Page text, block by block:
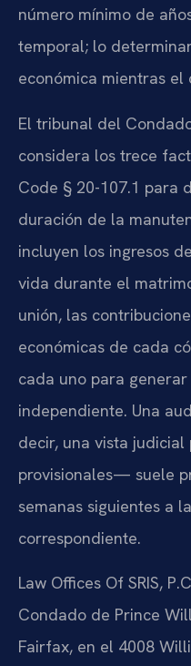
número mínimo de
temporal; lo
económica mientras el
El tribunal del
considera los trece
Code § 20-107.1 para
duración de la
incluyen los ingresos
vida durante el
unión, las
económicas de cada
cada uno para
independiente. Una
decir, una vista
provisionales— suele
semanas siguientes a
correspondiente.
Law Offices Of SRIS,
Condado de Prince
Fairfax, en el 4008